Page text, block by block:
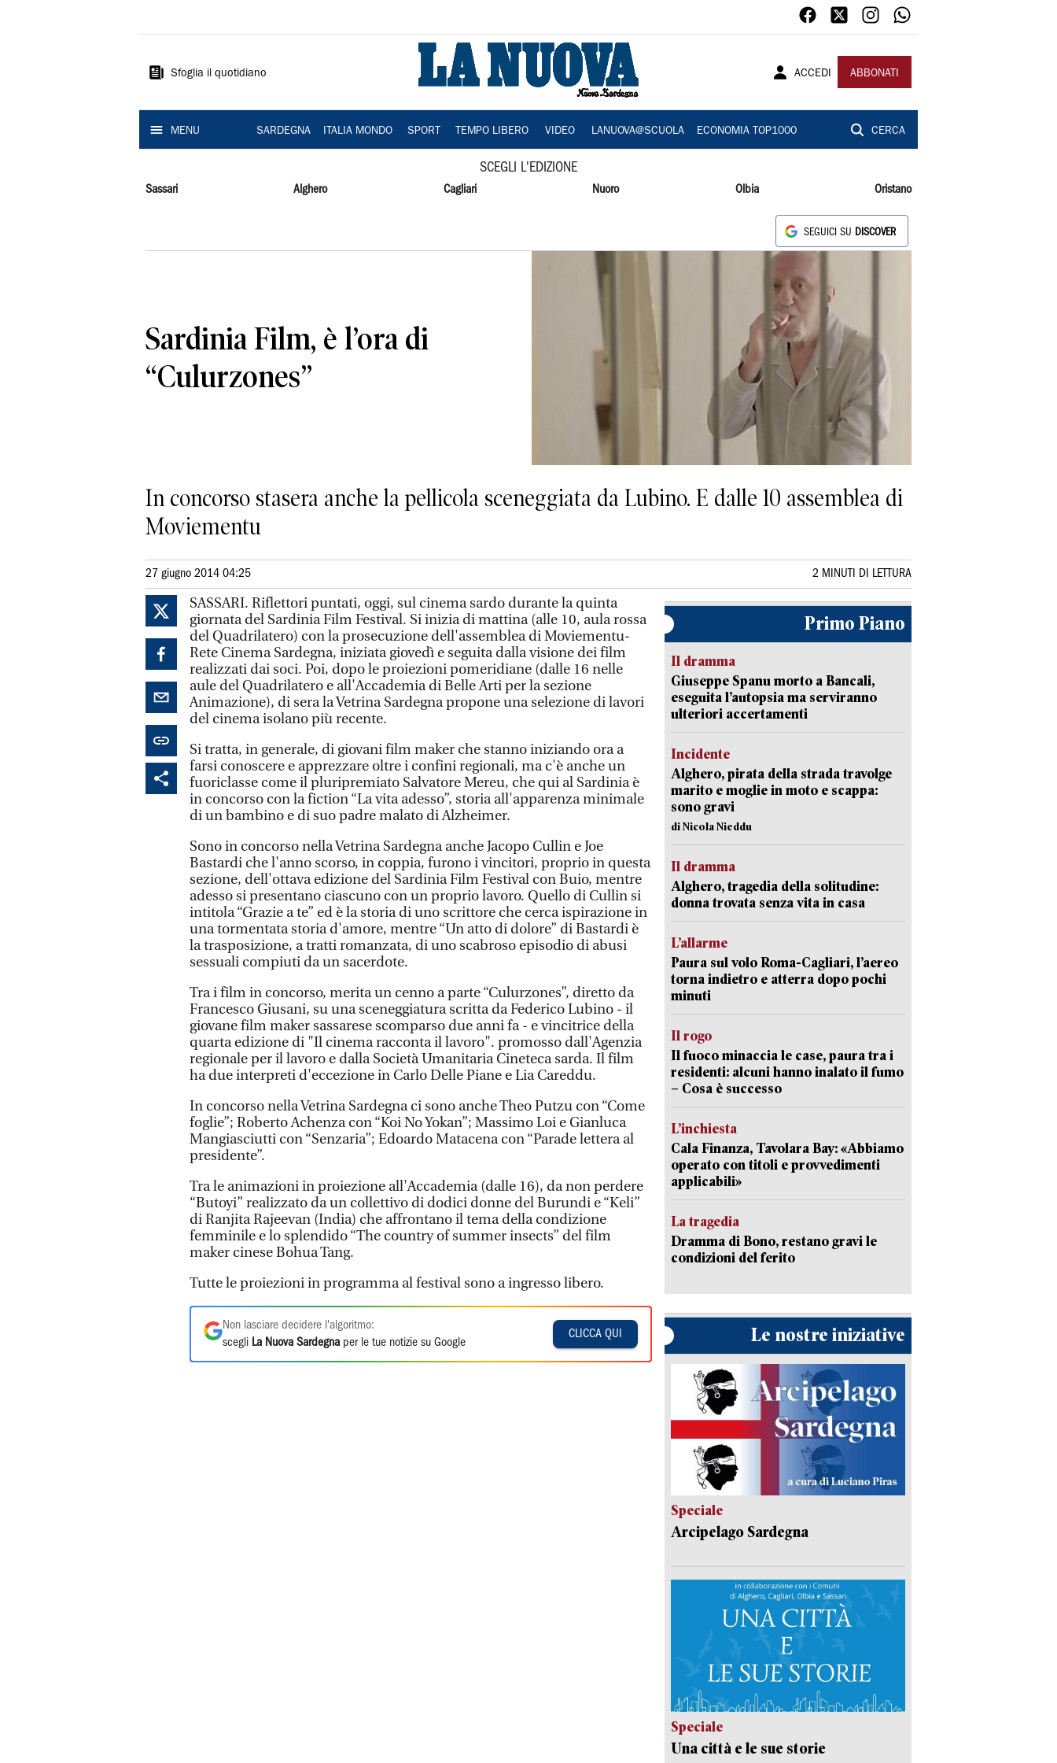
Sardegna
Sfoglia il quotidiano ACCEDI ABBONATI
MENU SARDEGNA ITALIA MONDO SPORT TEMPO LIBERO VIDEO LANUOVA@SCUOLA ECONOMIA TOP1000 CERCA
SCEGLI L'EDIZIONE
Sassari Alghero Cagliari Nuoro Olbia Oristano
SEGUICI SU DISCOVER
Sardinia Film, è l’ora di
“Culurzones”
In concorso stasera anche la pellicola sceneggiata da Lubino. E dalle 10 assemblea di
Moviementu
27 giugno 2014 04:25 2 MINUTI DI LETTURA
SASSARI. Riflettori puntati, oggi, sul cinema sardo durante la quinta
giornata del Sardinia Film Festival. Si inizia di mattina (alle 10, aula rossa
del Quadrilatero) con la prosecuzione dell'assemblea di Moviementu-
Rete Cinema Sardegna, iniziata giovedì e seguita dalla visione dei film
realizzati dai soci. Poi, dopo le proiezioni pomeridiane (dalle 16 nelle
aule del Quadrilatero e all'Accademia di Belle Arti per la sezione
Animazione), di sera la Vetrina Sardegna propone una selezione di lavori
del cinema isolano più recente.
Si tratta, in generale, di giovani film maker che stanno iniziando ora a
farsi conoscere e apprezzare oltre i confini regionali, ma c'è anche un
fuoriclasse come il pluripremiato Salvatore Mereu, che qui al Sardinia è
in concorso con la fiction “La vita adesso”, storia all'apparenza minimale
di un bambino e di suo padre malato di Alzheimer.
Sono in concorso nella Vetrina Sardegna anche Jacopo Cullin e Joe
Bastardi che l'anno scorso, in coppia, furono i vincitori, proprio in questa
sezione, dell'ottava edizione del Sardinia Film Festival con Buio, mentre
adesso si presentano ciascuno con un proprio lavoro. Quello di Cullin si
intitola “Grazie a te” ed è la storia di uno scrittore che cerca ispirazione in
una tormentata storia d'amore, mentre “Un atto di dolore” di Bastardi è
la trasposizione, a tratti romanzata, di uno scabroso episodio di abusi
sessuali compiuti da un sacerdote.
Tra i film in concorso, merita un cenno a parte “Culurzones”, diretto da
Francesco Giusani, su una sceneggiatura scritta da Federico Lubino - il
giovane film maker sassarese scomparso due anni fa - e vincitrice della
quarta edizione di "Il cinema racconta il lavoro". promosso dall'Agenzia
regionale per il lavoro e dalla Società Umanitaria Cineteca sarda. Il film
ha due interpreti d'eccezione in Carlo Delle Piane e Lia Careddu.
In concorso nella Vetrina Sardegna ci sono anche Theo Putzu con “Come
foglie”; Roberto Achenza con “Koi No Yokan”; Massimo Loi e Gianluca
Mangiasciutti con “Senzaria”; Edoardo Matacena con “Parade lettera al
presidente”.
Tra le animazioni in proiezione all'Accademia (dalle 16), da non perdere
“Butoyi” realizzato da un collettivo di dodici donne del Burundi e “Keli”
di Ranjita Rajeevan (India) che affrontano il tema della condizione
femminile e lo splendido “The country of summer insects” del film
maker cinese Bohua Tang.
Tutte le proiezioni in programma al festival sono a ingresso libero.
Non lasciare decidere l'algoritmo:
scegli La Nuova Sardegna per le tue notizie su Google
CLICCA QUI
Primo Piano
Il dramma
Giuseppe Spanu morto a Bancali,
eseguita l’autopsia ma serviranno
ulteriori accertamenti
Incidente
Alghero, pirata della strada travolge
marito e moglie in moto e scappa:
sono gravi
di Nicola Nieddu
Il dramma
Alghero, tragedia della solitudine:
donna trovata senza vita in casa
L’allarme
Paura sul volo Roma-Cagliari, l’aereo
torna indietro e atterra dopo pochi
minuti
Il rogo
Il fuoco minaccia le case, paura tra i
residenti: alcuni hanno inalato il fumo
– Cosa è successo
L’inchiesta
Cala Finanza, Tavolara Bay: «Abbiamo
operato con titoli e provvedimenti
applicabili»
La tragedia
Dramma di Bono, restano gravi le
condizioni del ferito
Le nostre iniziative
Speciale
Arcipelago Sardegna
Speciale
Una città e le sue storie